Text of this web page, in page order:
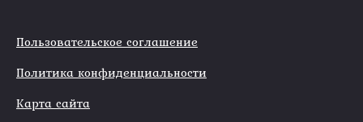
Пользовательское соглашение
Политика конфиденциальности
Карта сайта